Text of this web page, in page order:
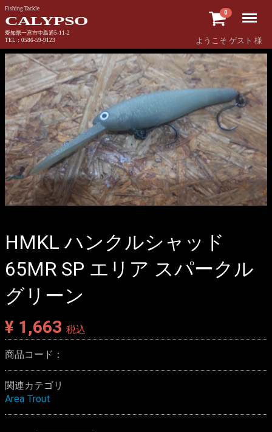
Fishing Tackle
CALYPSO
愛知県一宮市中島通5-11-2
TEL：0586-59-9123
0
ようこそ ゲスト 様
Menu
HMKL ハンクルシャッド
65MR SP エリア スパークル
グリーン
¥ 1,663 税込
商品コード：
関連カテゴリ
Area Trout